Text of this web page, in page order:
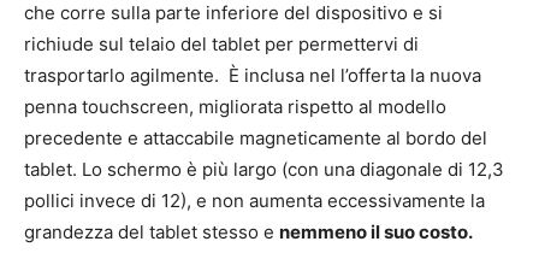
che corre sulla parte inferiore del dispositivo e si
richiude sul telaio del tablet per permettervi di
trasportarlo agilmente. È inclusa nel l’offerta la nuova
penna touchscreen, migliorata rispetto al modello
precedente e attaccabile magneticamente al bordo del
tablet. Lo schermo è più largo (con una diagonale di 12,3
pollici invece di 12), e non aumenta eccessivamente la
grandezza del tablet stesso e nemmeno il suo costo.